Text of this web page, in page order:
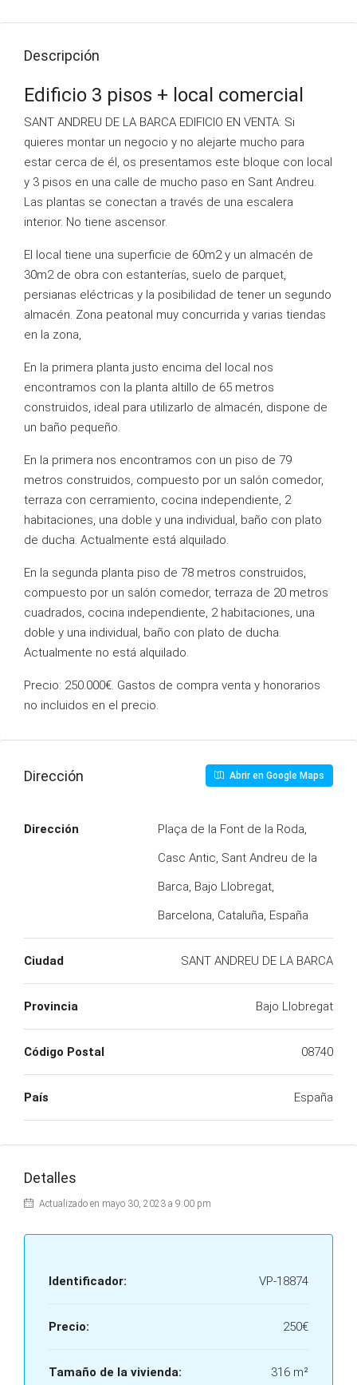
Descripción
Edificio 3 pisos + local comercial
SANT ANDREU DE LA BARCA EDIFICIO EN VENTA: Si
quieres montar un negocio y no alejarte mucho para
estar cerca de él, os presentamos este bloque con local
y 3 pisos en una calle de mucho paso en Sant Andreu.
Las plantas se conectan a través de una escalera
interior. No tiene ascensor.
El local tiene una superficie de 60m2 y un almacén de
30m2 de obra con estanterías, suelo de parquet,
persianas eléctricas y la posibilidad de tener un segundo
almacén. Zona peatonal muy concurrida y varias tiendas
en la zona,
En la primera planta justo encima del local nos
encontramos con la planta altillo de 65 metros
construidos, ideal para utilizarlo de almacén, dispone de
un baño pequeño.
En la primera nos encontramos con un piso de 79
metros construidos, compuesto por un salón comedor,
terraza con cerramiento, cocina independiente, 2
habitaciones, una doble y una individual, baño con plato
de ducha. Actualmente está alquilado.
En la segunda planta piso de 78 metros construidos,
compuesto por un salón comedor, terraza de 20 metros
cuadrados, cocina independiente, 2 habitaciones, una
doble y una individual, baño con plato de ducha.
Actualmente no está alquilado.
Precio: 250.000€. Gastos de compra venta y honorarios
no incluidos en el precio.
Dirección Abrir en Google Maps
Dirección
Plaça de la Font de la Roda,
Casc Antic, Sant Andreu de la
Barca, Bajo Llobregat,
Barcelona, Cataluña, España
Ciudad SANT ANDREU DE LA BARCA
Provincia Bajo Llobregat
Código Postal 08740
País España
Detalles
Actualizado en mayo 30, 2023 a 9:00 pm
Identificador: VP-18874
Precio: 250€
Tamaño de la vivienda: 316 m²